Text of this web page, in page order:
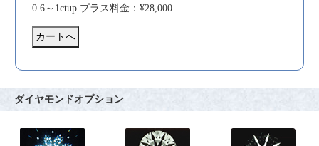
0.6～1ctup プラス料金：¥28,000
ダイヤモンドオプション